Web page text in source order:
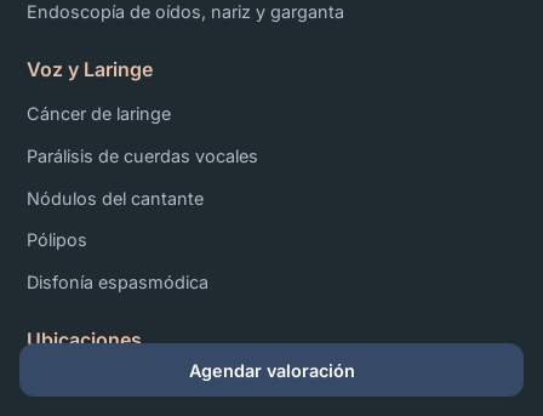
Agendar valoración
Endoscopía de oídos, nariz y garganta
Voz y Laringe
Cáncer de laringe
Parálisis de cuerdas vocales
Nódulos del cantante
Pólipos
Disfonía espasmódica
Ubicaciones